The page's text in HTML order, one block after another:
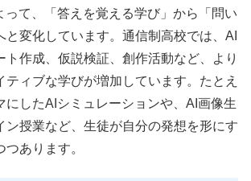
って、「答えを覚える学び」から「問い
と変化しています。通信制高校では、AI
ト作成、仮説検証、創作活動など、より
ティブな学びが増加しています。たとえ
にしたAIシミュレーションや、AI画像生
ン授業など、生徒が自分の発想を形にす
あります。